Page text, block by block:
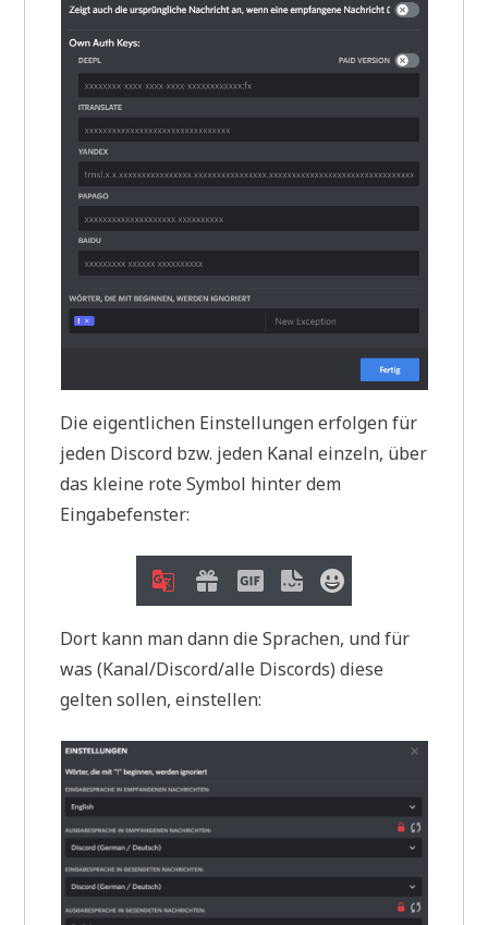
Die eigentlichen Einstellungen erfolgen für
jeden Discord bzw. jeden Kanal einzeln, über
das kleine rote Symbol hinter dem
Eingabefenster:
Dort kann man dann die Sprachen, und für
was (Kanal/Discord/alle Discords) diese
gelten sollen, einstellen: